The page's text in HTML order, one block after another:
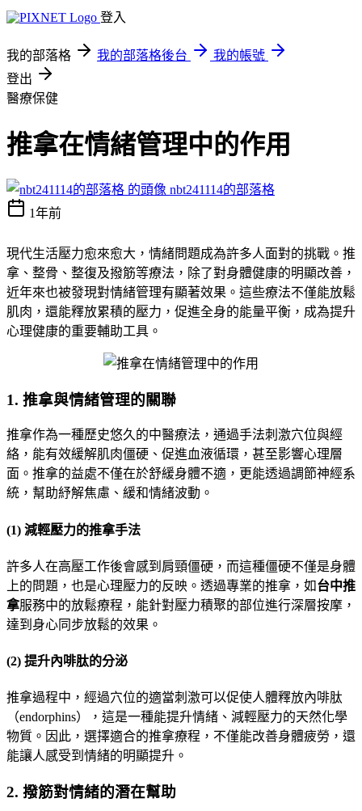
登入
我的部落格 我的部落格後台
我的帳號
登出
醫療保健
推拿在情緒管理中的作用
nbt241114的部落格
1年前
現代生活壓力愈來愈大，情緒問題成為許多人面對的挑戰。推
拿、整骨、整復及撥筋等療法，除了對身體健康的明顯改善，
近年來也被發現對情緒管理有顯著效果。這些療法不僅能放鬆
肌肉，還能釋放累積的壓力，促進全身的能量平衡，成為提升
心理健康的重要輔助工具。
1. 推拿與情緒管理的關聯
推拿作為一種歷史悠久的中醫療法，通過手法刺激穴位與經
絡，能有效緩解肌肉僵硬、促進血液循環，甚至影響心理層
面。推拿的益處不僅在於舒緩身體不適，更能透過調節神經系
統，幫助紓解焦慮、緩和情緒波動。
(1) 減輕壓力的推拿手法
許多人在高壓工作後會感到肩頸僵硬，而這種僵硬不僅是身體
上的問題，也是心理壓力的反映。透過專業的推拿，如台中推
拿服務中的放鬆療程，能針對壓力積聚的部位進行深層按摩，
達到身心同步放鬆的效果。
(2) 提升內啡肽的分泌
推拿過程中，經過穴位的適當刺激可以促使人體釋放內啡肽
（endorphins），這是一種能提升情緒、減輕壓力的天然化學
物質。因此，選擇適合的推拿療程，不僅能改善身體疲勞，還
能讓人感受到情緒的明顯提升。
2. 撥筋對情緒的潛在幫助